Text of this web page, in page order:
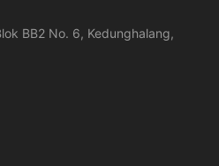
BB2 No. 6, Kedunghalang,